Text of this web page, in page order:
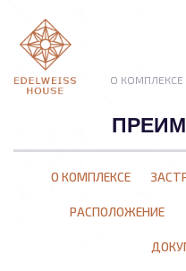
О КОМПЛЕКСЕ
О КОМПЛЕКСЕ
РАСПОЛОЖЕНИЕ